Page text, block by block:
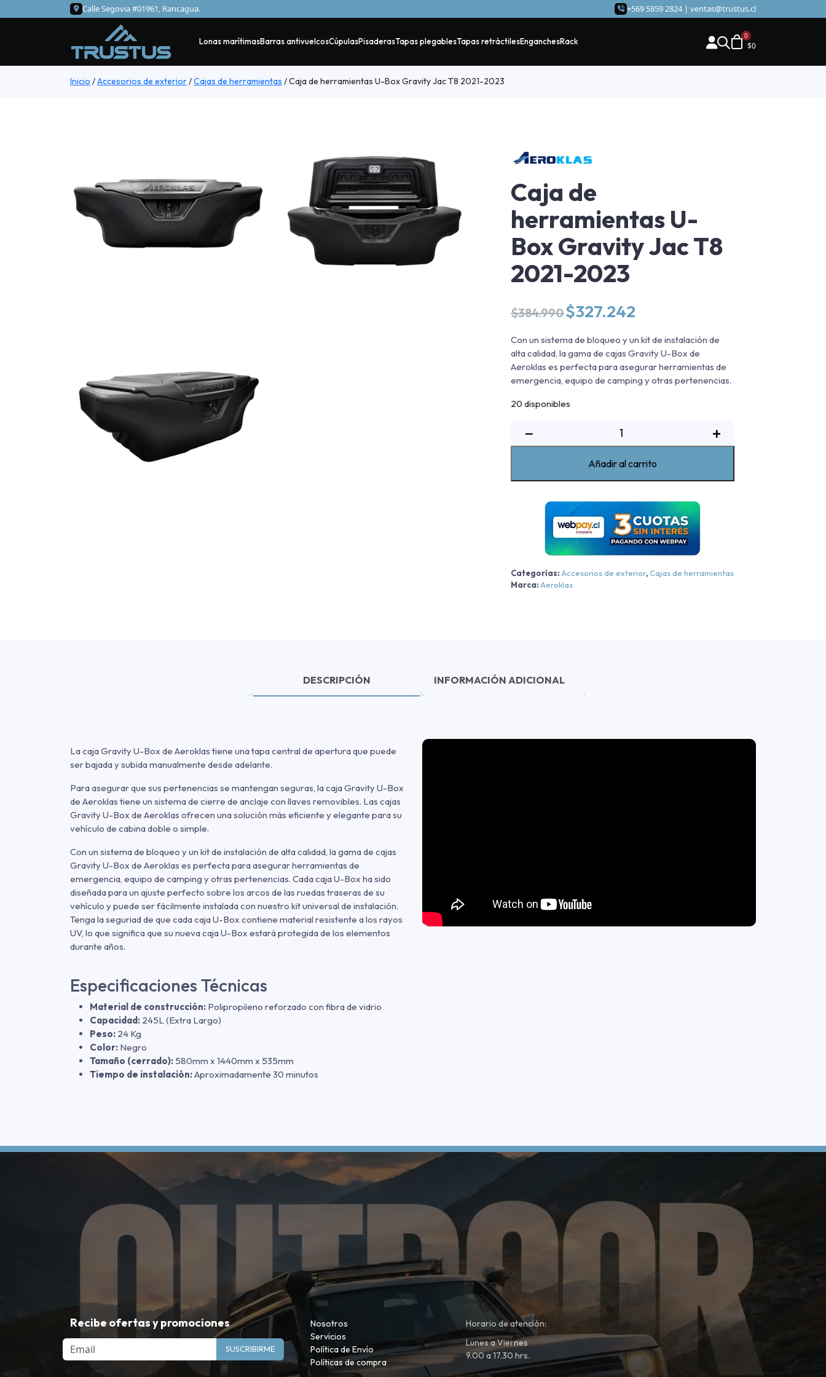
Calle Segovia #01961, Rancagua. +569 5859 2824 | ventas@trustus.cl
Lonas marítimasBarras antivuelcosCúpulasPisaderasTapas plegablesTapas retráctilesEnganchesRack $0
Inicio /Accesorios de exterior/Cajas de herramientas /Caja de herramientas U-Box Gravity Jac T8 2021-2023
Caja de
herramientas U-
Box Gravity Jac T8
2021-2023
$384.990 El
precio
original
era:
$384.990.
$327.242
actual
es:
$327.242.
Con un sistema de bloqueo y un kit de instalación de
alta calidad, la gama de cajas Gravity U-Box de
Aeroklas es perfecta para asegurar herramientas de
emergencia, equipo de camping y otras pertenencias.
20 disponibles
−
de
herramientas
Gravity
Jac
2021-
cantidad
+
Añadir al carrito
Categorías: Accesorios de exterior,Cajas de herramientas
Marca: Aeroklas
DESCRIPCIÓN INFORMACIÓN ADICIONAL
La caja Gravity U-Box de Aeroklas tiene una tapa central de apertura que puede
ser bajada y subida manualmente desde adelante.
Para asegurar que sus pertenencias se mantengan seguras, la caja Gravity U-Box
de Aeroklas tiene un sistema de cierre de anclaje con llaves removibles. Las cajas
Gravity U-Box de Aeroklas ofrecen una solución más eficiente y elegante para su
vehículo de cabina doble o simple.
Con un sistema de bloqueo y un kit de instalación de alta calidad, la gama de cajas
Gravity U-Box de Aeroklas es perfecta para asegurar herramientas de
emergencia, equipo de camping y otras pertenencias. Cada caja U-Box ha sido
diseñada para un ajuste perfecto sobre los arcos de las ruedas traseras de su
vehículo y puede ser fácilmente instalada con nuestro kit universal de instalación.
Tenga la seguriad de que cada caja U-Box contiene material resistente a los rayos
UV, lo que significa que su nueva caja U-Box estará protegida de los elementos
durante años.
Especificaciones Técnicas
Material de construcción: Polipropileno reforzado con fibra de vidrio
Capacidad: 245L (Extra Largo)
Peso: 24 Kg
Color: Negro
Tamaño (cerrado): 580mm x 1440mm x 535mm
Tiempo de instalación:Aproximadamente 30 minutos
Recibe ofertas y promociones
Email SUSCRIBIRME
Nosotros
Servicios
Política de Envío
Políticas de compra
Horario de atención:
Lunes a Viernes
9.00 a 17.30 hrs.